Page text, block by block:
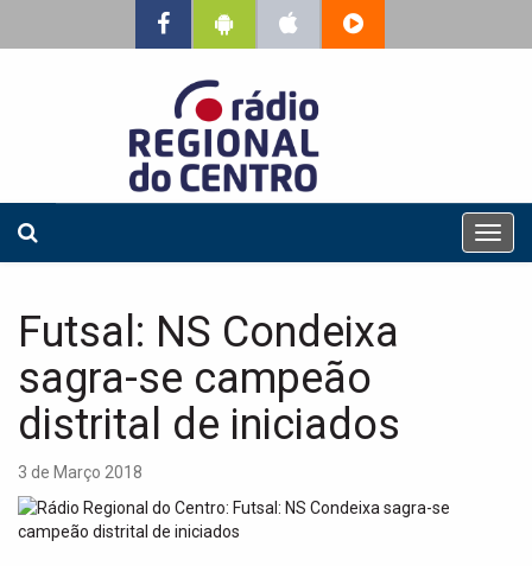
T
o
Futsal: NS Condeixa
sagra-se campeão
distrital de iniciados
3 de Março 2018